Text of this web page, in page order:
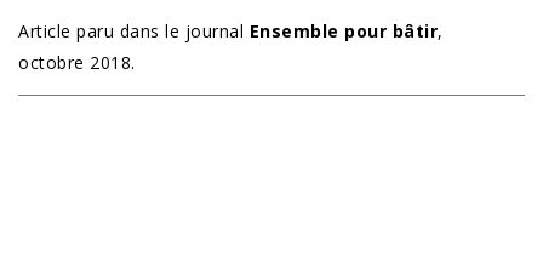
Article paru dans le journal Ensemble pour bâtir,
octobre 2018.